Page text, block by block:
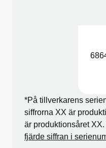
*På tillverkarens
siffrorna XX är
är produktionsåret XX.
fjärde siffran i